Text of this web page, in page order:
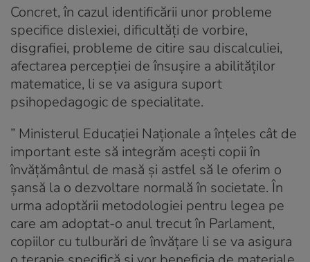
Concret, în cazul identificării unor probleme
specifice dislexiei, dificultăți de vorbire,
disgrafiei, probleme de citire sau discalculiei,
afectarea percepției de însușire a abilităților
matematice, li se va asigura suport
psihopedagogic de specialitate.
” Ministerul Educației Naționale a înțeles cât de
important este să integrăm acești copii în
învățământul de masă și astfel să le oferim o
șansă la o dezvoltare normală în societate. În
urma adoptării metodologiei pentru legea pe
care am adoptat-o anul trecut în Parlament,
copiilor cu tulburări de învățare li se va asigura